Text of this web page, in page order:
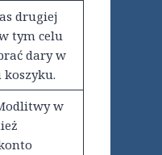
drugiej
tym celu
dary w
koszyku.
w